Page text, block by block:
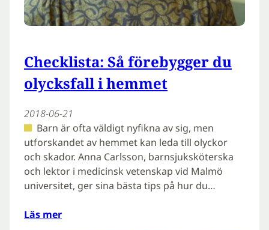
Checklista: Så förebygger du
olycksfall i hemmet
2018-06-21
Barn är ofta väldigt nyfikna av sig, men
utforskandet av hemmet kan leda till olyckor
och skador. Anna Carlsson, barnsjuksköterska
och lektor i medicinsk vetenskap vid Malmö
universitet, ger sina bästa tips på hur du…
Läs mer